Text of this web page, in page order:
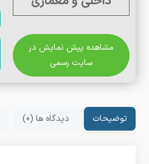
مشاهده پیش نمایش در
سایت رسمی
توضیحات دیدگاه ها (0)